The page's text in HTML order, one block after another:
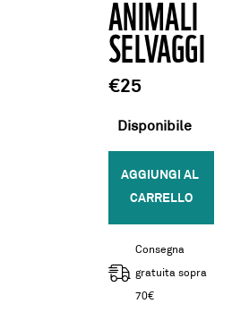
ANIMALI
SELVAGGI
€25
Disponibile
AGGIUNGI AL
CARRELLO
Consegna
gratuita sopra
70€